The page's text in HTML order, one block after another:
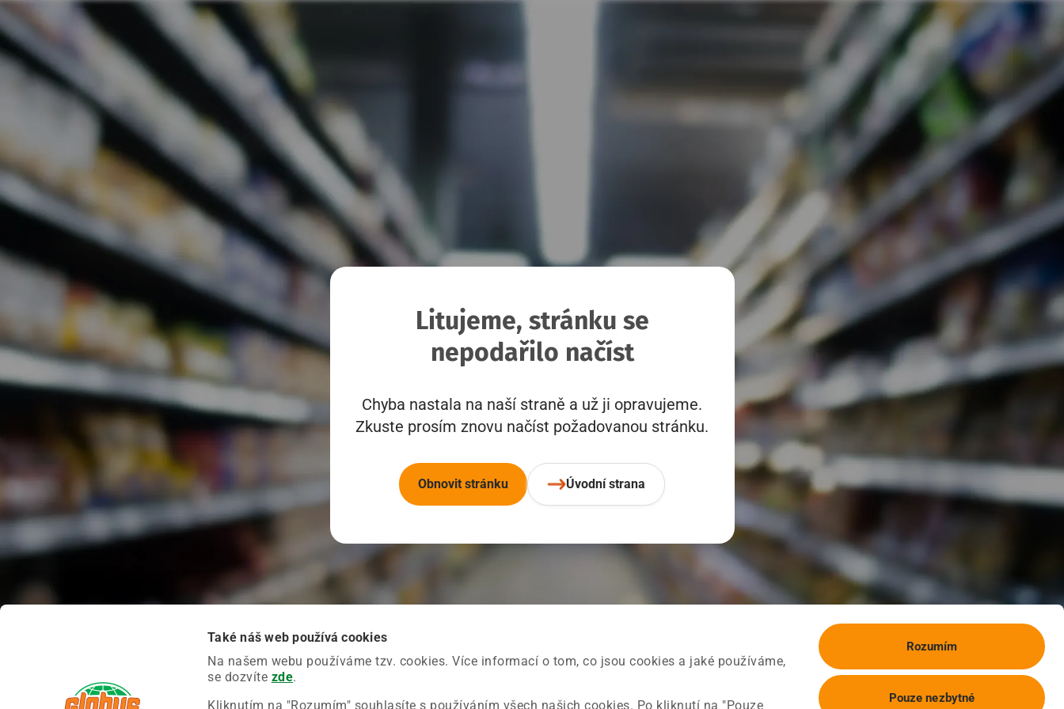
Také náš web používá cookies
Na našem webu používáme tzv. cookies. Více informací o tom, co jsou cookies a jaké používáme,
se dozvíte zde.
Kliknutím na "Rozumím" souhlasíte s používáním všech našich cookies. Po kliknutí na "Pouze
Rozumím
Pouze nezbytné
Litujeme, stránku se
nepodařilo načíst
Chyba nastala na naší straně a už ji opravujeme.
Zkuste prosím znovu načíst požadovanou stránku.
Obnovit stránku Úvodní strana